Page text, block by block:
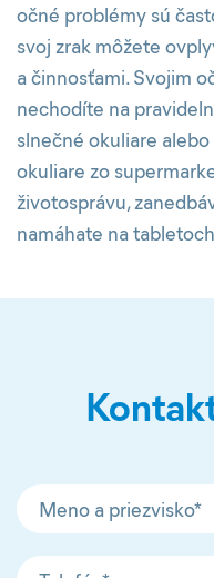
očné problémy sú
svoj zrak môžete
a činnosťami. Svojim
nechodíte na
slnečné okuliare
okuliare zo
životosprávu,
namáhate na